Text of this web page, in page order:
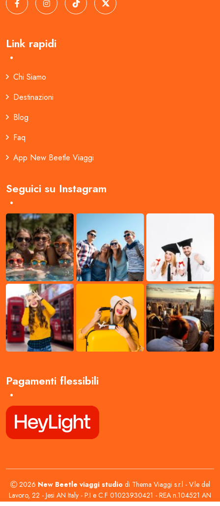
Link rapidi
Chi Siamo
Destinazioni
Blog
Faq
App New Beetle Viaggi
Seguici su Instagram
Pagamenti flessibili
2026 New Beetle viaggi studiodi Thema Viaggi s.r.l - V.le del
Lavoro, 22 - Jesi AN Italy - P.I e C.F 01023930421 - REA n.104521 AN